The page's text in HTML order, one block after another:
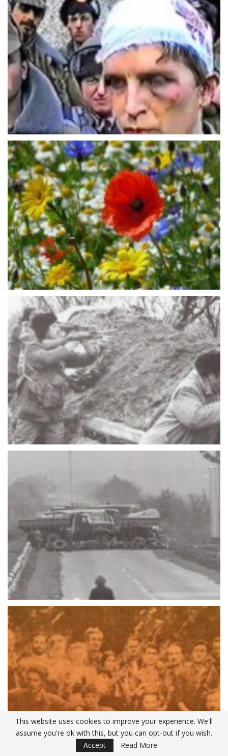
This website uses cookies to improve your experience. We'll
assume you're ok with this, but you can opt-out if you wish.
Accept
Read More